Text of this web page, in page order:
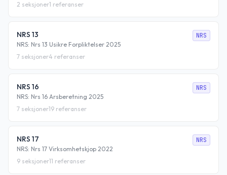
2 seksjoner1 referanser
NRS 13
NRS: Nrs 13 Usikre Forpliktelser 2025
NRS
7 seksjoner4 referanser
NRS 16
NRS: Nrs 16 Arsberetning 2025
NRS
7 seksjoner19 referanser
NRS 17
NRS: Nrs 17 Virksomhetskjop 2022
NRS
9 seksjoner11 referanser